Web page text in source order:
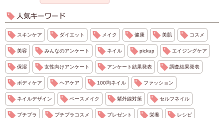
スキンケア ダイエット メイク 健康 美肌 コスメ
美容 みんなのアンケート ネイル pickup エイジングケア
保湿 女性向けアンケート アンケート結果発表 調査結果発表
ボディケア ヘアケア 100均ネイル ファッション
ネイルデザイン ベースメイク 紫外線対策 セルフネイル
プチプラ プチプラコスメ プレゼント 栄養 レシピ